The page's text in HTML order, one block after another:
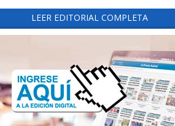
Evaluación de pertinencia y conexión con el sector
productivo forman parte de uno de los pilares de
esta nueva etapa. Según lo explicado por la
necesidades reales de los sectores productivos y
de servicios de la región, asegurando que los
egresados cuenten con una inserción laboral
efectiva y que la formación no derive en una
saturación del mercado, sino en una respuesta a
demandas insatisfechas. Carreras como
Instrumentación y Control de Procesos Industriales
LEER EDITORIAL COMPLETA